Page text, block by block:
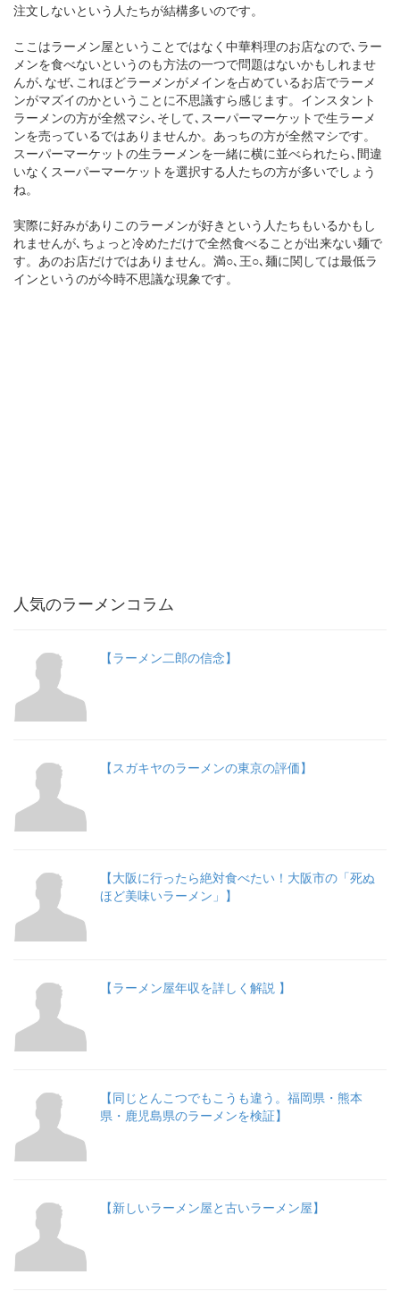
注文しないという人たちが結構多いのです。
ここはラーメン屋ということではなく中華料理のお店なので､ラー
メンを食べないというのも方法の一つで問題はないかもしれませ
んが､なぜ､これほどラーメンがメインを占めているお店でラーメ
ンがマズイのかということに不思議すら感じます。インスタント
ラーメンの方が全然マシ､そして､スーパーマーケットで生ラーメ
ンを売っているではありませんか。あっちの方が全然マシです。
スーパーマーケットの生ラーメンを一緒に横に並べられたら､間違
いなくスーパーマーケットを選択する人たちの方が多いでしょう
ね。
実際に好みがありこのラーメンが好きという人たちもいるかもし
れませんが､ちょっと冷めただけで全然食べることが出来ない麺で
す。あのお店だけではありません。満○､王○､麺に関しては最低ラ
インというのが今時不思議な現象です。
人気のラーメンコラム
【ラーメン二郎の信念】
【スガキヤのラーメンの東京の評価】
【大阪に行ったら絶対食べたい！大阪市の「死ぬ
ほど美味いラーメン」】
【ラーメン屋年収を詳しく解説 】
【同じとんこつでもこうも違う。福岡県・熊本
県・鹿児島県のラーメンを検証】
【新しいラーメン屋と古いラーメン屋】